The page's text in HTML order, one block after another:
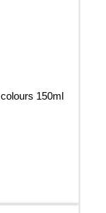
150ml